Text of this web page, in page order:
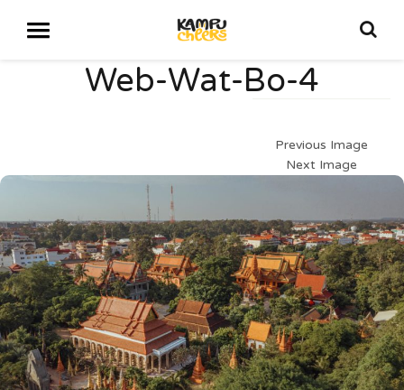
Web-Wat-Bo-4
Previous Image
Next Image